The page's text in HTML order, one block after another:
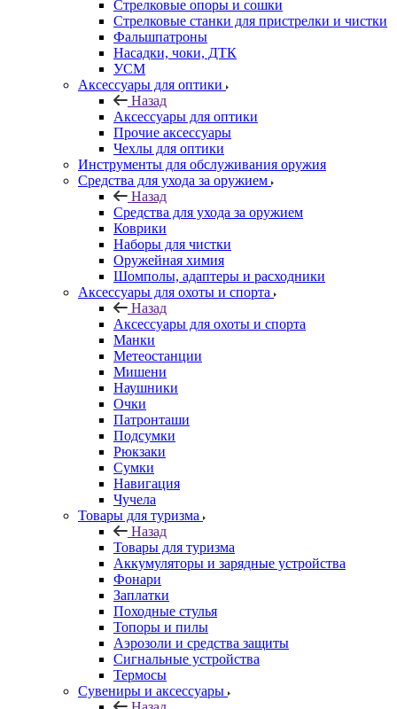
Стрелковые опоры и сошки
Стрелковые станки для пристрелки и чистки
Фальшпатроны
Насадки, чоки, ДТК
УСМ
Аксессуары для оптики
Назад
Аксессуары для оптики
Прочие аксессуары
Чехлы для оптики
Инструменты для обслуживания оружия
Средства для ухода за оружием
Назад
Средства для ухода за оружием
Коврики
Наборы для чистки
Оружейная химия
Шомполы, адаптеры и расходники
Аксессуары для охоты и спорта
Назад
Аксессуары для охоты и спорта
Манки
Метеостанции
Мишени
Наушники
Очки
Патронташи
Подсумки
Рюкзаки
Сумки
Навигация
Чучела
Товары для туризма
Назад
Товары для туризма
Аккумуляторы и зарядные устройства
Фонари
Заплатки
Походные стулья
Топоры и пилы
Аэрозоли и средства защиты
Сигнальные устройства
Термосы
Сувениры и аксессуары